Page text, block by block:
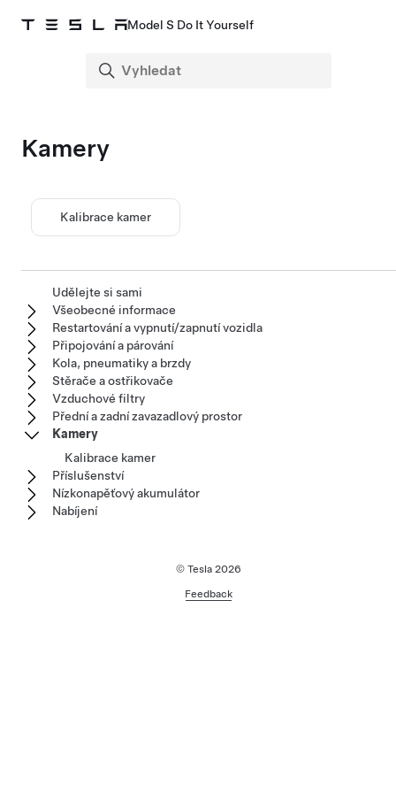
Model S Do It Yourself
Kamery
Kalibrace kamer
Udělejte si sami
Všeobecné informace
Restartování a vypnutí/zapnutí vozidla
Připojování a párování
Kola, pneumatiky a brzdy
Stěrače a ostřikovače
Vzduchové filtry
Přední a zadní zavazadlový prostor
Kamery
Kalibrace kamer
Příslušenství
Nízkonapěťový akumulátor
Nabíjení
© Tesla 2026
Feedback